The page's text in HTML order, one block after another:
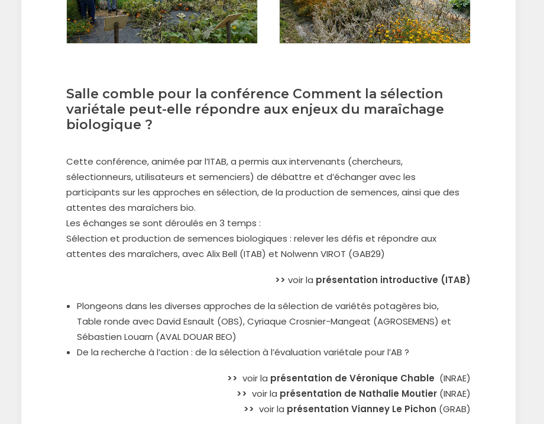
Salle comble pour la conférence Comment la sélection
variétale peut-elle répondre aux enjeux du maraîchage
biologique ?
Cette conférence, animée par l’ITAB, a permis aux intervenants (chercheurs,
sélectionneurs, utilisateurs et semenciers) de débattre et d’échanger avec les
participants sur les approches en sélection, de la production de semences, ainsi que des
attentes des maraîchers bio.
Les échanges se sont déroulés en 3 temps :
Sélection et production de semences biologiques : relever les défis et répondre aux
attentes des maraîchers, avec Alix Bell (ITAB) et Nolwenn VIROT (GAB29)
>> voir la présentation introductive (ITAB)
Plongeons dans les diverses approches de la sélection de variétés potagères bio,
Table ronde avec David Esnault (OBS), Cyriaque Crosnier-Mangeat (AGROSEMENS) et
Sébastien Louarn (AVAL DOUAR BEO)
De la recherche à l’action : de la sélection à l’évaluation variétale pour l’AB ?
>> voir la présentation de Véronique Chable (INRAE)
>> voir la présentation de Nathalie Moutier (INRAE)
>> voir la présentation Vianney Le Pichon (GRAB)